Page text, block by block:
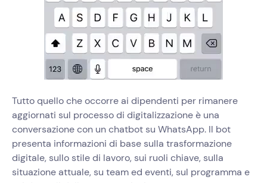
Tutto quello che occorre ai dipendenti per rimanere
aggiornati sul processo di digitalizzazione è una
conversazione con un chatbot su WhatsApp. Il bot
presenta informazioni di base sulla trasformazione
digitale, sullo stile di lavoro, sui ruoli chiave, sulla
situazione attuale, su team ed eventi, sul programma e